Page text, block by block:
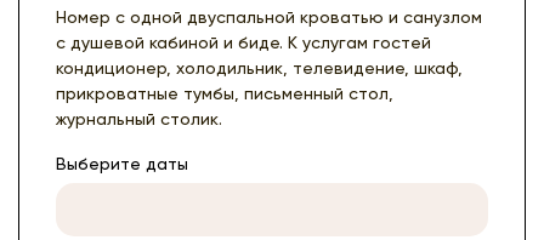
Номер с одной двуспальной кроватью и санузлом
с душевой кабиной и биде. К услугам гостей
кондиционер, холодильник, телевидение, шкаф,
прикроватные тумбы, письменный стол,
журнальный столик.
Выберите даты